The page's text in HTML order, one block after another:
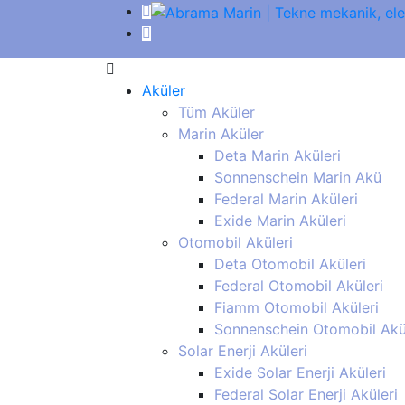
Aküler
Tüm Aküler
Marin Aküler
Deta Marin Aküleri
Sonnenschein Marin Akü
Federal Marin Aküleri
Exide Marin Aküleri
Otomobil Aküleri
Deta Otomobil Aküleri
Federal Otomobil Aküleri
Fiamm Otomobil Aküleri
Sonnenschein Otomobil
Solar Enerji Aküleri
Exide Solar Enerji Aküleri
Federal Solar Enerji Aküleri